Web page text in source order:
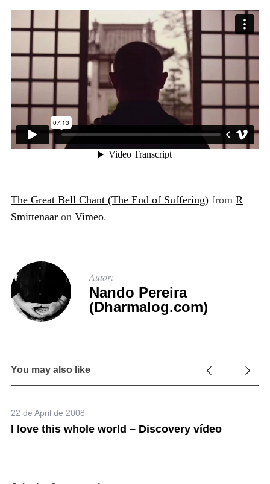
The Great Bell Chant (The End of Suffering)from R
Smittenaaron Vimeo.
Autor:
Nando Pereira
(Dharmalog.com)
You may also like
22 de April de 2008
I love this whole world – Discovery vídeo